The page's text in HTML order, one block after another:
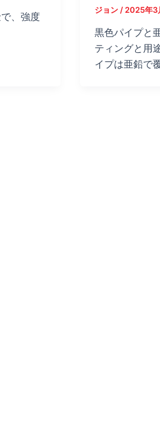
、強度
ジョン / 2025年3
黒色パイプと
ティングと用
イプは亜鉛で